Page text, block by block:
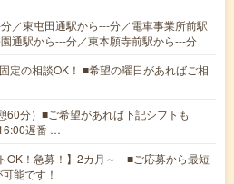
／東屯田通駅から---分／電車事業所前駅
通駅から---分／東本願寺前駅から---分
定の相談OK！ ■希望の曜日があればご相
60分）■ご希望があれば下記シフトも
遅番 …
OK！急募！】2カ月～ ■ご応募から最短
能です！